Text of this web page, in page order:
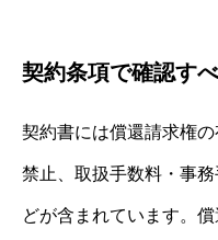
契約条項で確認す
契約書には償還請求権
禁止、取扱手数料・事
どが含まれています。